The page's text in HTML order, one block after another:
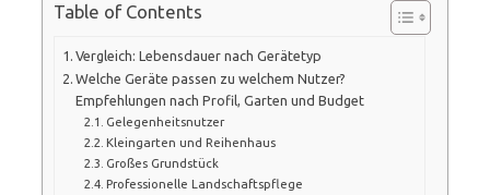
Table of Contents
Vergleich: Lebensdauer nach Gerätetyp
Welche Geräte passen zu welchem Nutzer?
Empfehlungen nach Profil, Garten und Budget
Gelegenheitsnutzer
Kleingarten und Reihenhaus
Großes Grundstück
Professionelle Landschaftspflege